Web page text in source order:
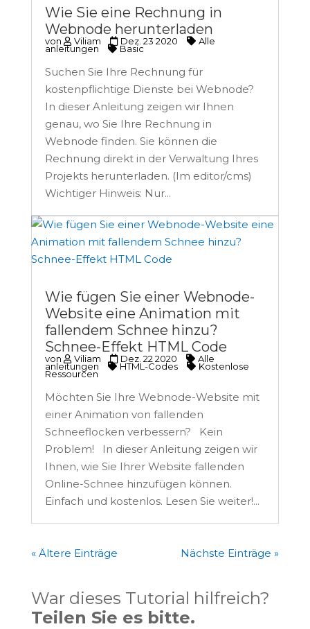
Wie Sie eine Rechnung in
Webnode herunterladen
von Viliam Dez. 23 2020 Alle
anleitungen Basic
Suchen Sie Ihre Rechnung für
kostenpflichtige Dienste bei Webnode?
In dieser Anleitung zeigen wir Ihnen
genau, wo Sie Ihre Rechnung in
Webnode finden. Sie können die
Rechnung direkt in der Verwaltung Ihres
Projekts herunterladen. (Im editor/cms)
Wichtiger Hinweis: Nur...
Wie fügen Sie einer Webnode-
Website eine Animation mit
fallendem Schnee hinzu?
Schnee-Effekt HTML Code
von Viliam Dez. 22 2020 Alle
anleitungen HTML-Codes Kostenlose
Ressourcen
Möchten Sie Ihre Webnode-Website mit
einer Animation von fallenden
Schneeflocken verbessern? Kein
Problem! In dieser Anleitung zeigen wir
Ihnen, wie Sie Ihrer Website fallenden
Online-Schnee hinzufügen können.
Einfach und kostenlos. Lesen Sie weiter!...
« Ältere Einträge Nächste Einträge »
War dieses Tutorial hilfreich?
Teilen Sie es bitte.